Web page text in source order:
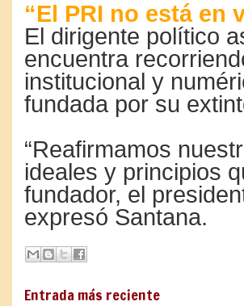
“El PRI no está en
El dirigente político
encuentra
institucional y
fundada por su
“Reafirmamos
ideales y principios
fundador, el
expresó Santana.
Entrada más reciente